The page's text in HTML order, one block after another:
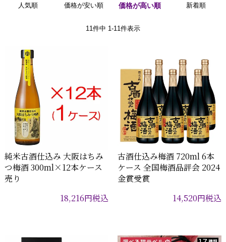
人気順 価格が安い順 価格が高い順 新着順
11件中 1-11件表示
純米古酒仕込み 大阪はちみ
つ梅酒 300ml×12本ケース
売り
18,216円税込
古酒仕込み梅酒 720ml 6本
ケース 全国梅酒品評会 2024
金賞受賞
14,520円税込